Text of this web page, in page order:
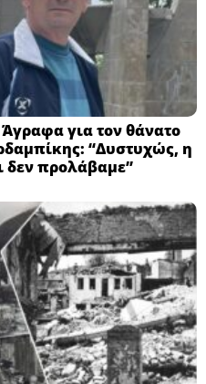
για τον θάνατο
“Δυστυχώς, η
δεν προλάβαμε”